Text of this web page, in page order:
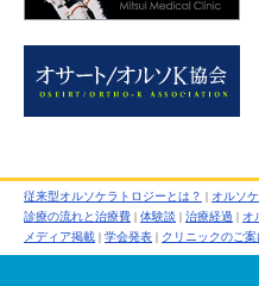
従来型オルソケラトロジーとは？ | オルソ
診療の流れと治療費 | 体験談 | 治療経過 | オ
メディア掲載 | 学会発表 | クリニックのご案